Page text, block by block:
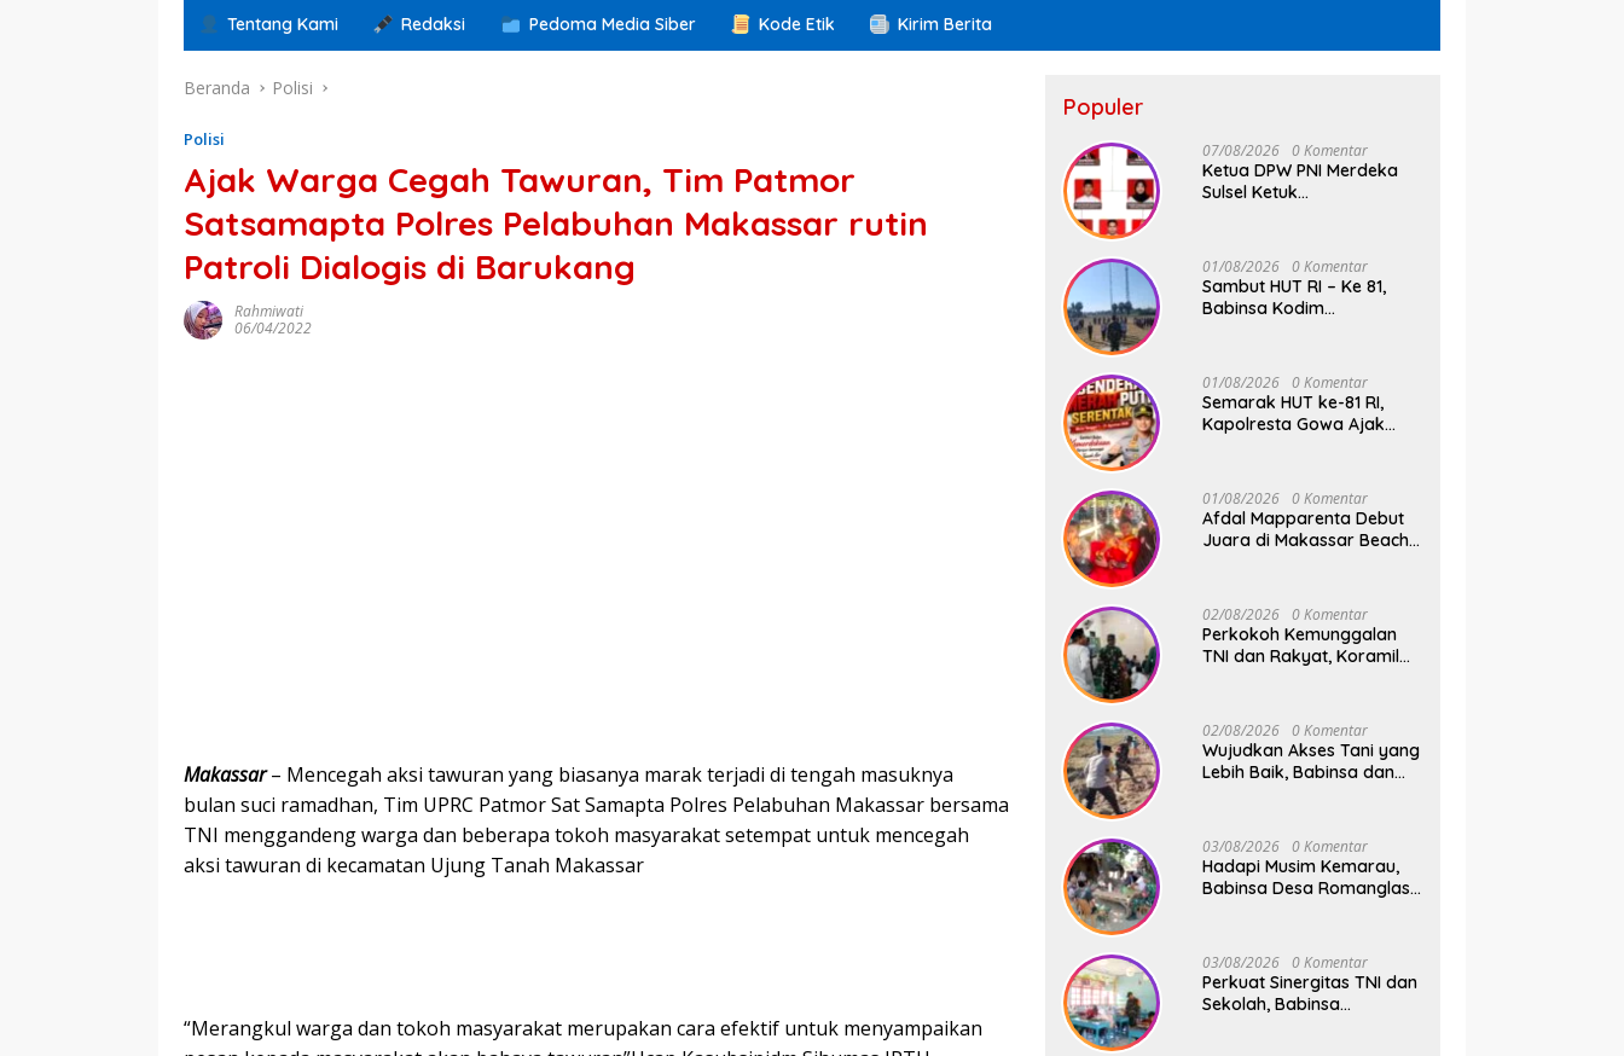
Tentang Kami Redaksi Pedoma Media Siber Kode Etik Kirim Berita
Beranda Polisi
Polisi
Ajak Warga Cegah Tawuran, Tim Patmor
Satsamapta Polres Pelabuhan Makassar rutin
Patroli Dialogis di Barukang
Rahmiwati
06/04/2022
Makassar– Mencegah aksi tawuran yang biasanya marak terjadi di tengah masuknya
bulan suci ramadhan, Tim UPRC Patmor Sat Samapta Polres Pelabuhan Makassar bersama
TNI menggandeng warga dan beberapa tokoh masyarakat setempat untuk mencegah
aksi tawuran di kecamatan Ujung Tanah Makassar
“Merangkul warga dan tokoh masyarakat merupakan cara efektif untuk menyampaikan
Populer
07/08/2026 0 Komentar
Ketua DPW PNI Merdeka
Sulsel Ketuk
2026
01/08/2026 0 Komentar
Sambut HUT RI – Ke 81,
Babinsa Kodim
Kedisiplinan Calon
Paskibraka Kecamatan
Bontonompo
01/08/2026 0 Komentar
Semarak HUT ke-81 RI,
Kapolresta Gowa Ajak
01/08/2026 0 Komentar
Afdal Mapparenta Debut
Juara di Makassar Beach
02/08/2026 0 Komentar
Perkokoh Kemunggalan
TNI dan Rakyat, Koramil
02/08/2026 0 Komentar
Wujudkan Akses Tani yang
Lebih Baik, Babinsa dan
Swadaya
03/08/2026 0 Komentar
Hadapi Musim Kemarau,
Babinsa Desa Romanglasa
Kesehatan
03/08/2026 0 Komentar
Perkuat Sinergitas TNI dan
Sekolah, Babinsa